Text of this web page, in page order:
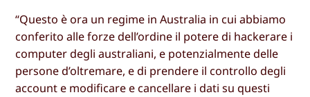
“Questo è ora un regime in Australia in cui abbiamo
conferito alle forze dell’ordine il potere di hackerare i
computer degli australiani, e potenzialmente delle
persone d’oltremare, e di prendere il controllo degli
account e modificare e cancellare i dati su questi